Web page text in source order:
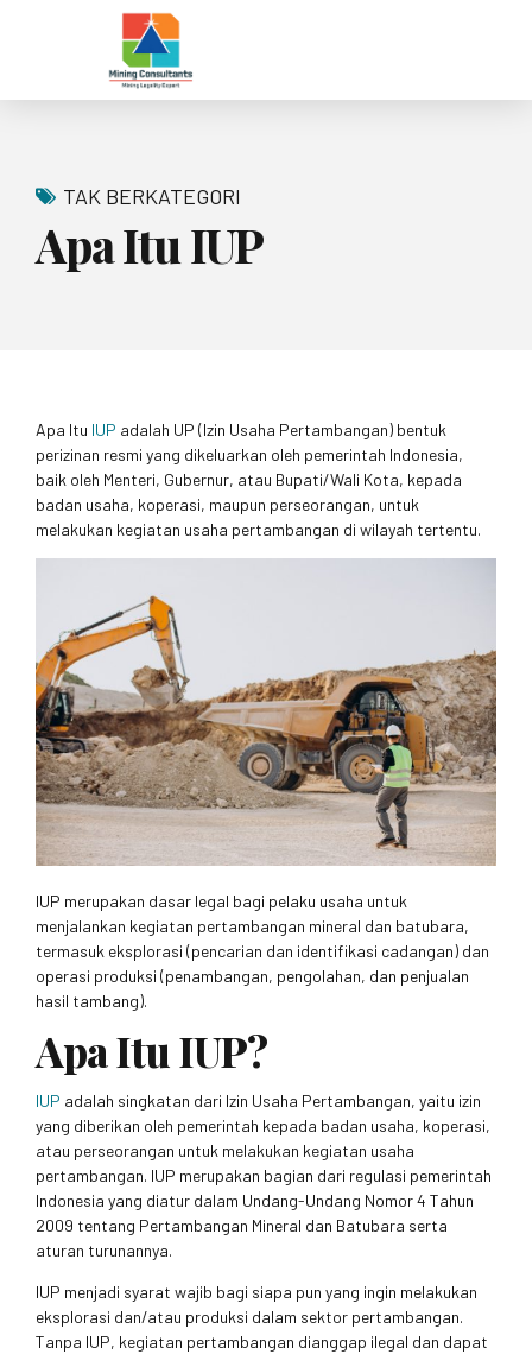
TAK BERKATEGORI
Apa Itu IUP
Apa Itu IUP adalah UP (Izin Usaha Pertambangan) bentuk
perizinan resmi yang dikeluarkan oleh pemerintah Indonesia,
baik oleh Menteri, Gubernur, atau Bupati/Wali Kota, kepada
badan usaha, koperasi, maupun perseorangan, untuk
melakukan kegiatan usaha pertambangan di wilayah tertentu.
IUP merupakan dasar legal bagi pelaku usaha untuk
menjalankan kegiatan pertambangan mineral dan batubara,
termasuk eksplorasi (pencarian dan identifikasi cadangan) dan
operasi produksi (penambangan, pengolahan, dan penjualan
hasil tambang).
Apa Itu IUP?
IUP adalah singkatan dari Izin Usaha Pertambangan, yaitu izin
yang diberikan oleh pemerintah kepada badan usaha, koperasi,
atau perseorangan untuk melakukan kegiatan usaha
pertambangan. IUP merupakan bagian dari regulasi pemerintah
Indonesia yang diatur dalam Undang-Undang Nomor 4 Tahun
2009 tentang Pertambangan Mineral dan Batubara serta
aturan turunannya.
IUP menjadi syarat wajib bagi siapa pun yang ingin melakukan
eksplorasi dan/atau produksi dalam sektor pertambangan.
Tanpa IUP, kegiatan pertambangan dianggap ilegal dan dapat